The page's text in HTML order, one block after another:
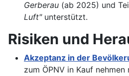
Gerberau (ab 2025) und
Luft"unterstützt.
Risiken und
Akzeptanz in der
zum ÖPNV in Kauf